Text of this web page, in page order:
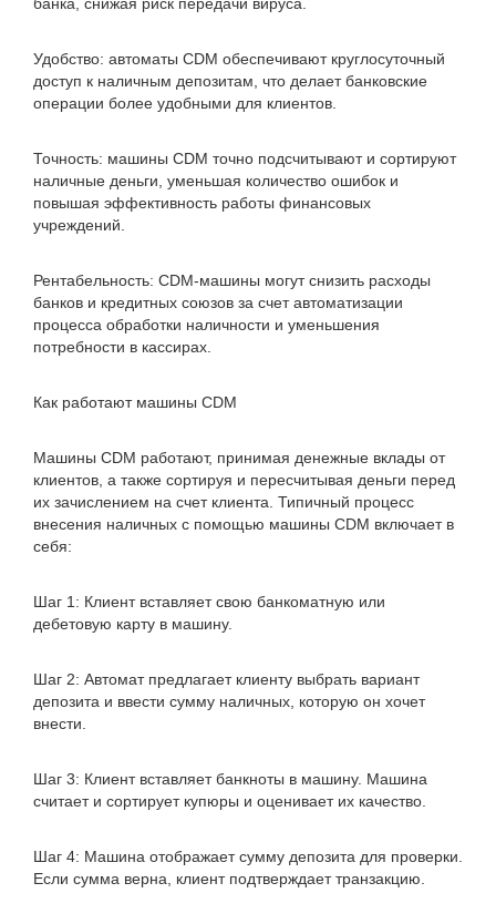
Удобство: автоматы CDM обеспечивают круглосуточный
доступ к наличным депозитам, что делает банковские
операции более удобными для клиентов.
Точность: машины CDM точно подсчитывают и сортируют
наличные деньги, уменьшая количество ошибок и
повышая эффективность работы финансовых
учреждений.
Рентабельность: CDM-машины могут снизить расходы
банков и кредитных союзов за счет автоматизации
процесса обработки наличности и уменьшения
потребности в кассирах.
Как работают машины CDM
Машины CDM работают, принимая денежные вклады от
клиентов, а также сортируя и пересчитывая деньги перед
их зачислением на счет клиента. Типичный процесс
внесения наличных с помощью машины CDM включает в
себя:
Шаг 1: Клиент вставляет свою банкоматную или
дебетовую карту в машину.
Шаг 2: Автомат предлагает клиенту выбрать вариант
депозита и ввести сумму наличных, которую он хочет
внести.
Шаг 3: Клиент вставляет банкноты в машину. Машина
считает и сортирует купюры и оценивает их качество.
Шаг 4: Машина отображает сумму депозита для проверки.
Если сумма верна, клиент подтверждает транзакцию.